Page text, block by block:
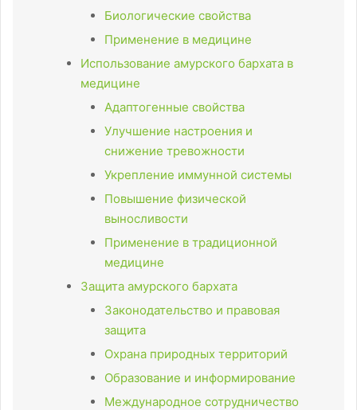
Биологические свойства
Применение в медицине
Использование амурского бархата в
медицине
Адаптогенные свойства
Улучшение настроения и
снижение тревожности
Укрепление иммунной системы
Повышение физической
выносливости
Применение в традиционной
медицине
Защита амурского бархата
Законодательство и правовая
защита
Охрана природных территорий
Образование и информирование
Международное сотрудничество